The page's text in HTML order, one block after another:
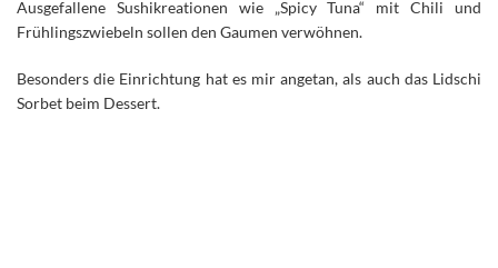
Ausgefallene Sushikreationen wie „Spicy Tuna“ mit Chili und
Frühlingszwiebeln sollen den Gaumen verwöhnen.
Besonders die Einrichtung hat es mir angetan, als auch das Lidschi
Sorbet beim Dessert.